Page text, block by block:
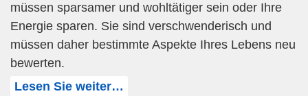
müssen sparsamer und wohltätiger sein oder Ihre
Energie sparen. Sie sind verschwenderisch und
müssen daher bestimmte Aspekte Ihres Lebens neu
bewerten.
Lesen Sie weiter…